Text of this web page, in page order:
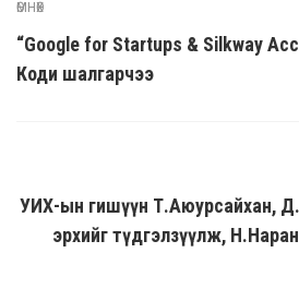
ӨМНӨХ
“Google for Startups & Silkway
Коди шалгарчээ
УИХ-ын гишүүн Т.Аюурсайхан,
эрхийг түдгэлзүүлж,